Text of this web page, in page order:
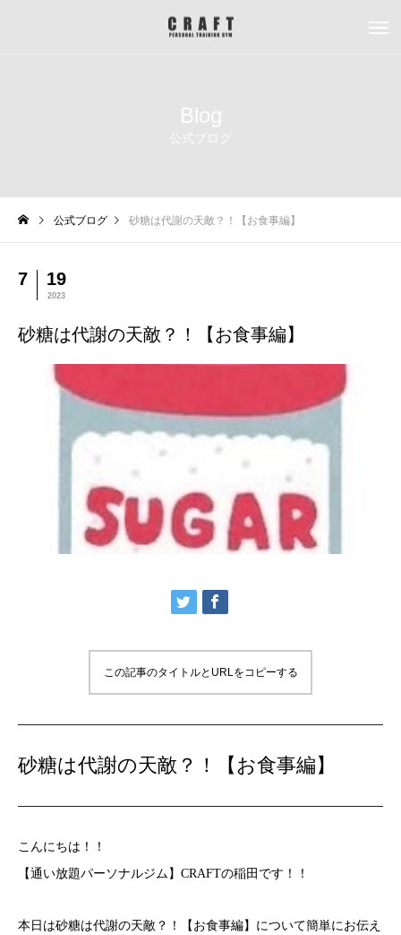
Blog
公式ブログ
公式ブログ 砂糖は代謝の天敵？！【お食事編】
7 19
2023
砂糖は代謝の天敵？！【お食事編】
この記事のタイトルとURLをコピーする
砂糖は代謝の天敵？！【お食事編】
こんにちは！！
【通い放題パーソナルジム】CRAFTの稲田です！！
本日は砂糖は代謝の天敵？！【お食事編】について簡単にお伝え